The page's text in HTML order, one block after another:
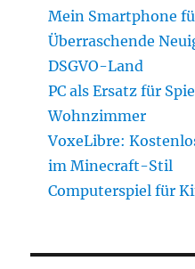
Mein Smartphone
Überraschende
DSGVO-Land
PC als Ersatz für
Wohnzimmer
VoxeLibre:
im Minecraft-Stil
Computerspiel für